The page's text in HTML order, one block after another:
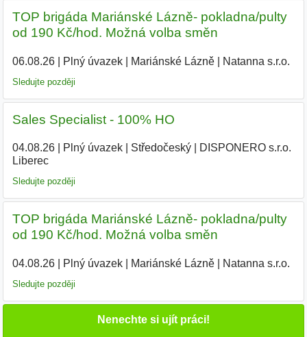
TOP brigáda Mariánské Lázně- pokladna/pulty
od 190 Kč/hod. Možná volba směn
06.08.26| Plný úvazek| Mariánské Lázně| Natanna s.r.o.
Sledujte později
Sales Specialist - 100% HO
04.08.26| Plný úvazek| Středočeský|
DISPONERO s.r.o.
Liberec
Sledujte později
TOP brigáda Mariánské Lázně- pokladna/pulty
od 190 Kč/hod. Možná volba směn
04.08.26| Plný úvazek| Mariánské Lázně| Natanna s.r.o.
Sledujte později
Nenechte si ujít práci!